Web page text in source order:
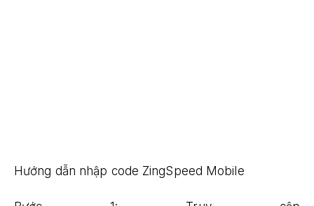
Hướng dẫn nhập code ZingSpeed Mobile